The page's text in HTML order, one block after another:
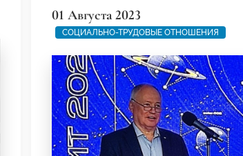
01 Августа 2023
СОЦИАЛЬНО-ТРУДОВЫЕ ОТНОШЕНИЯ